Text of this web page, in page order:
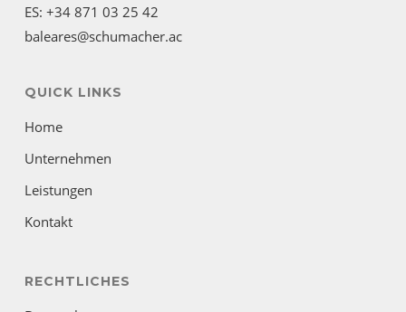
ES: +34 871 03 25 42
baleares@schumacher.ac
QUICK LINKS
Home
Unternehmen
Leistungen
Kontakt
RECHTLICHES